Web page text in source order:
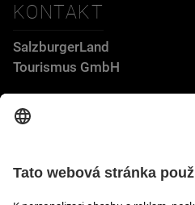
KONTAKT
SalzburgerLand
Tourismus GmbH
Wiener Bundesstraße 23
5300 Hallwang